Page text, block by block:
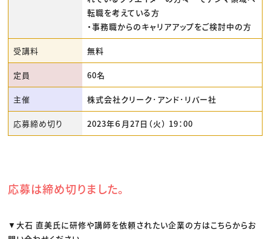
転職を考えている方
・事務職からのキャリアアップをご検討中の方
受講料 無料
定員 60名
主催 株式会社クリーク･アンド･リバー社
応募締め切り 2023年６月27日（火） 19：00
応募は締め切りました。
▼大石 直美氏に研修や講師を依頼されたい企業の方はこちらからお